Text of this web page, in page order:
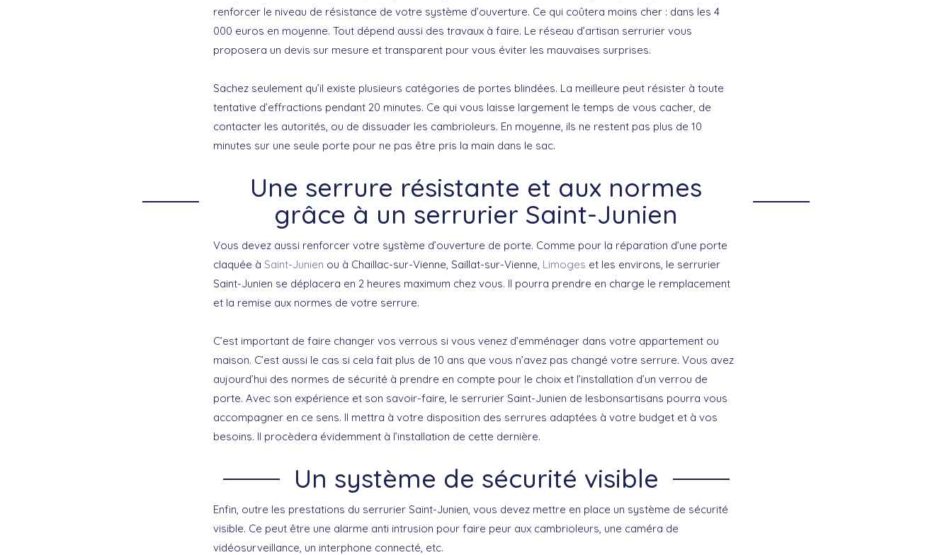
renforcer le niveau de résistance de votre système d’ouverture. Ce qui coûtera moins cher : dans les 4
000 euros en moyenne. Tout dépend aussi des travaux à faire. Le réseau d’artisan serrurier vous
proposera un devis sur mesure et transparent pour vous éviter les mauvaises surprises.
Sachez seulement qu’il existe plusieurs catégories de portes blindées. La meilleure peut résister à toute
tentative d’effractions pendant 20 minutes. Ce qui vous laisse largement le temps de vous cacher, de
contacter les autorités, ou de dissuader les cambrioleurs. En moyenne, ils ne restent pas plus de 10
minutes sur une seule porte pour ne pas être pris la main dans le sac.
Une serrure résistante et aux normes
grâce à un serrurier Saint-Junien
Vous devez aussi renforcer votre système d’ouverture de porte. Comme pour la réparation d’une porte
claquée à Saint-Junien ou à Chaillac-sur-Vienne, Saillat-sur-Vienne, Limoges et les environs, le serrurier
Saint-Junien se déplacera en 2 heures maximum chez vous. Il pourra prendre en charge le remplacement
et la remise aux normes de votre serrure.
C’est important de faire changer vos verrous si vous venez d’emménager dans votre appartement ou
maison. C’est aussi le cas si cela fait plus de 10 ans que vous n’avez pas changé votre serrure. Vous avez
aujourd’hui des normes de sécurité à prendre en compte pour le choix et l’installation d’un verrou de
porte. Avec son expérience et son savoir-faire, le serrurier Saint-Junien de lesbonsartisans pourra vous
accompagner en ce sens. Il mettra à votre disposition des serrures adaptées à votre budget et à vos
besoins. Il procèdera évidemment à l’installation de cette dernière.
Un système de sécurité visible
Enfin, outre les prestations du serrurier Saint-Junien, vous devez mettre en place un système de sécurité
visible. Ce peut être une alarme anti intrusion pour faire peur aux cambrioleurs, une caméra de
vidéosurveillance, un interphone connecté, etc.